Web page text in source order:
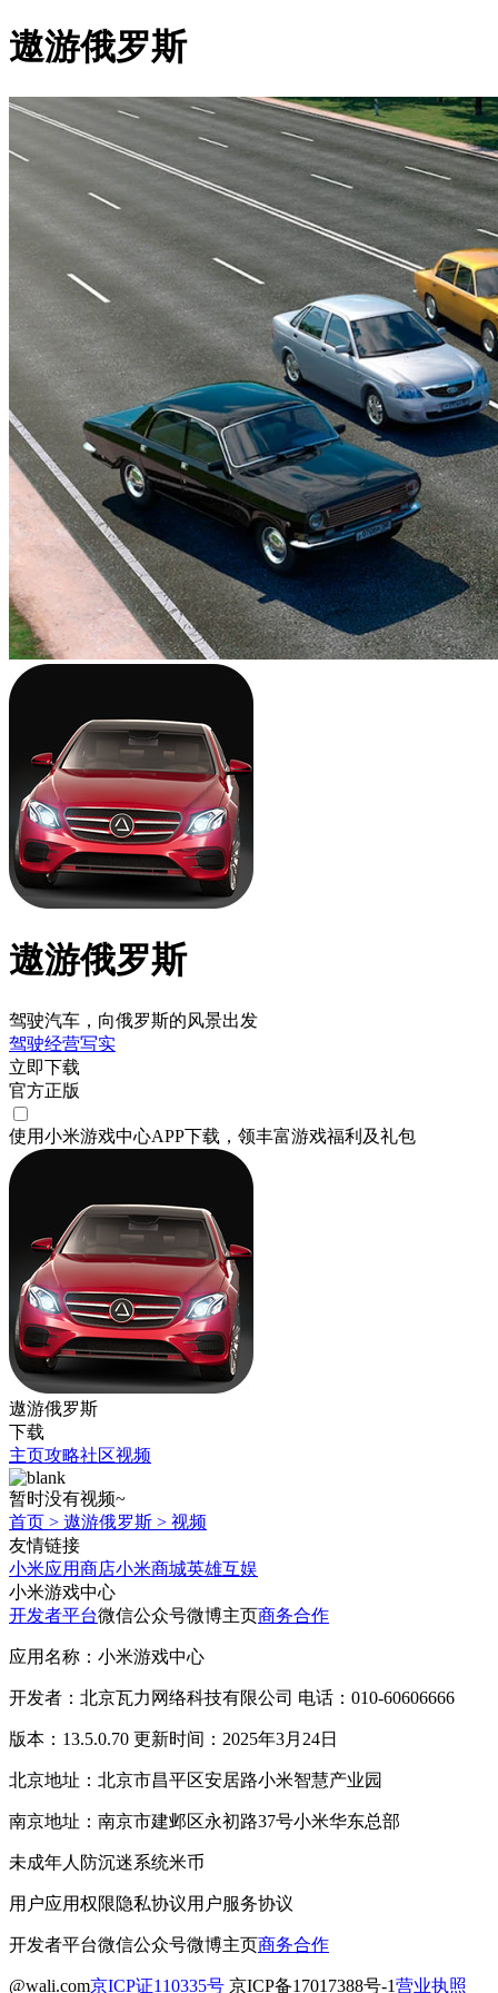
遨游俄罗斯
遨游俄罗斯
驾驶汽车，向俄罗斯的风景出发
驾驶经营写实
立即下载
官方正版
使用小米游戏中心APP下载 ，领丰富游戏福利 及礼包
遨游俄罗斯
下载
主页攻略社区视频
暂时没有视频~
首页 > 遨游俄罗斯 > 视频
友情链接
小米应用商店小米商城英雄互娱
小米游戏中心
开发者平台微信公众号微博主页商务合作
应用名称：小米游戏中心
开发者：北京瓦力网络科技有限公司 电话：010-60606666
版本：13.5.0.70 更新时间：2025年3月24日
北京地址：北京市昌平区安居路小米智慧产业园
南京地址：南京市建邺区永初路37号小米华东总部
未成年人防沉迷系统米币
用户应用权限隐私协议用户服务协议
开发者平台微信公众号微博主页商务合作
@wali.com京ICP证110335号 京ICP备17017388号-1营业执照